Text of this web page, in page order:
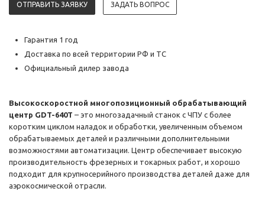
ОТПРАВИТЬ ЗАЯВКУ ЗАДАТЬ ВОПРОС
Гарантия 1 год
Доставка по всей территории РФ и ТС
Официальный дилер завода
Высокоскоростной многопозиционный обрабатывающий
центр GDT-640T – это многозадачный станок с ЧПУ с более
коротким циклом наладок и обработки, увеличенным объемом
обрабатываемых деталей и различными дополнительными
возможностями автоматизации. Центр обеспечивает высокую
производительность фрезерных и токарных работ, и хорошо
подходит для крупносерийного производства деталей даже для
аэрокосмической отрасли.